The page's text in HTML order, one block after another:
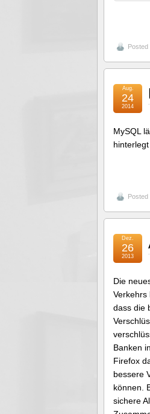
Posted
Aug.
24
2014
MySQL
Posted
Dez.
26
2013
Die
Verkehrs
dass die
Banken
Firefox
bessere
können.
sichere